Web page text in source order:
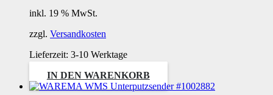
inkl. 19 % MwSt.
zzgl. Versandkosten
Lieferzeit: 3-10 Werktage
IN DEN WARENKORB